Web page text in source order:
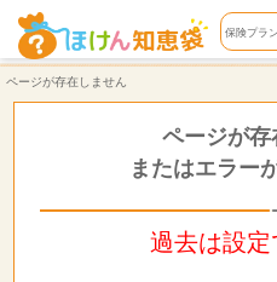
ページが存在しません | ほけん知恵袋
保険プラ
ページが存在しません
ページが
またはエラー
過去は設